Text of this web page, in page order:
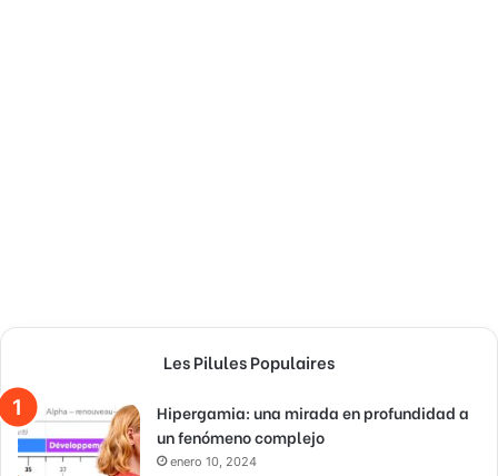
Les Pilules Populaires
Hipergamia: una mirada en profundidad a
un fenómeno complejo
enero 10, 2024